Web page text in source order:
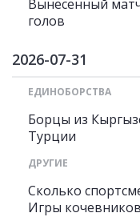
Вынесенный
голов
2026-07-31
ЕДИНОБОРСТВА
Борцы из
Турции
ДРУГИЕ
Сколько
Игры